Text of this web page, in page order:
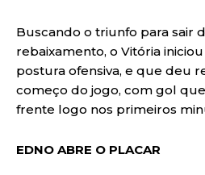
Buscando o triunfo para sair
rebaixamento, o Vitória
postura ofensiva, e que deu
começo do jogo, com gol
frente logo nos primeiros
EDNO ABRE O PLACAR